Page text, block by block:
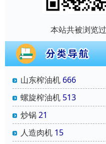
本站共被浏览
山东榨油机 666
螺旋榨油机 513
炒锅 21
人造肉机 15